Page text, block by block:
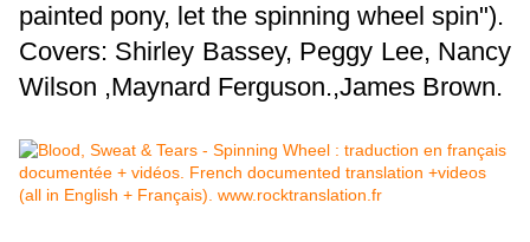
painted pony, let the spinning wheel spin").
Covers: Shirley Bassey, Peggy Lee, Nancy
Wilson ,Maynard Ferguson.,James Brown.